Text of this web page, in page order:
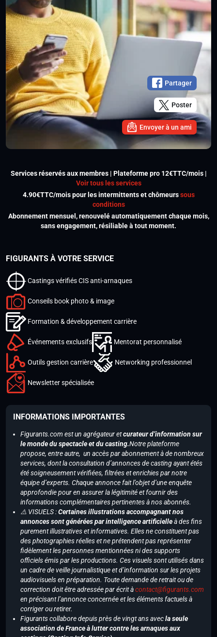
Partager
Poster
Envoyer à un ami
Services réservés aux membres | Plateforme pro 12€TTC/mois |
Voir tous les services
4.90€TTC/mois pour les intermittents et chômeurssous
conditions
Abonnement mensuel, renouvelé automatiquement chaque mois,
sans engagement, résiliable à tout moment.
FIGURANTS À VOTRE SERVICE
Castings vérifiés CIS anti-arnaques
Conseils book photo & image
Formation & développement carrière
Événements exclusifs Mentorat personnalisé
Outils gestion carrière Networking professionnel
Newsletter spécialisée
INFORMATIONS IMPORTANTES
Figurants.com est un agrégateur etcurateur d’information sur
le monde du spectacle et du casting.Notre plateforme
propose, entre autre, un accès par abonnement à de nombreux
services, dont la consultation d’annonces de casting ayant étés
été soigneusement vérifiées, filtrées et enrichies par notre
équipe d’experts. Chaque annonce fait l’objet d’une enquête
approfondie pour en assurer la légitimité et fournir des
informations complémentaires pertinentes à nos abonnés.
⚠️ VISUELS :Certaines illustrations accompagnant nos
annonces sont générées par intelligence artificielleà des fins
purement illustratives et informatives. Elles ne constituent pas
des photographies réelles et ne prétendent pas représenter
fidèlement les personnes mentionnées ni des supports
officiels émis par les productions. Ces visuels sont utilisés dans
un cadre de veille journalistique et d’information sur les projets
audiovisuels en préparation. Toute demande de retrait ou de
correction doit être adressée par écrit àcontact@figurants.com
en précisant l’annonce concernée et les éléments factuels à
corriger ou retirer.
Figurants collabore depuis près de vingt ans avecla seule
association de France à lutter contre les arnaques aux